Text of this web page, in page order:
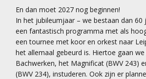
En dan moet 2027 nog beginnen!
In het jubileumjaar – we bestaan dan 60
een fantastisch programma met als
een tournee met koor en orkest naar
het allemaal gebeurd is. Hiertoe gaan
Bachwerken, het Magnificat (BWV 243)
(BWV 234), instuderen. Ook zijn er